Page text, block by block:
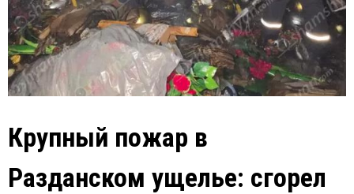
Крупный пожар в
Разданском ущелье: сгорел